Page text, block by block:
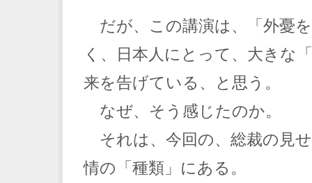
だが、この講演は、「外憂
く、日本人にとって、大きな
来を告げている、と思う。
なぜ、そう感じたのか。
それは、今回の、総裁の見
情の「種類」にある。